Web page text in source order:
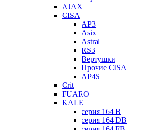
AJAX
CISA
AP3
Asix
Astral
RS3
Вертушки
Прочие CISA
AP4S
Crit
FUARO
KALE
серия 164 B
серия 164 DB